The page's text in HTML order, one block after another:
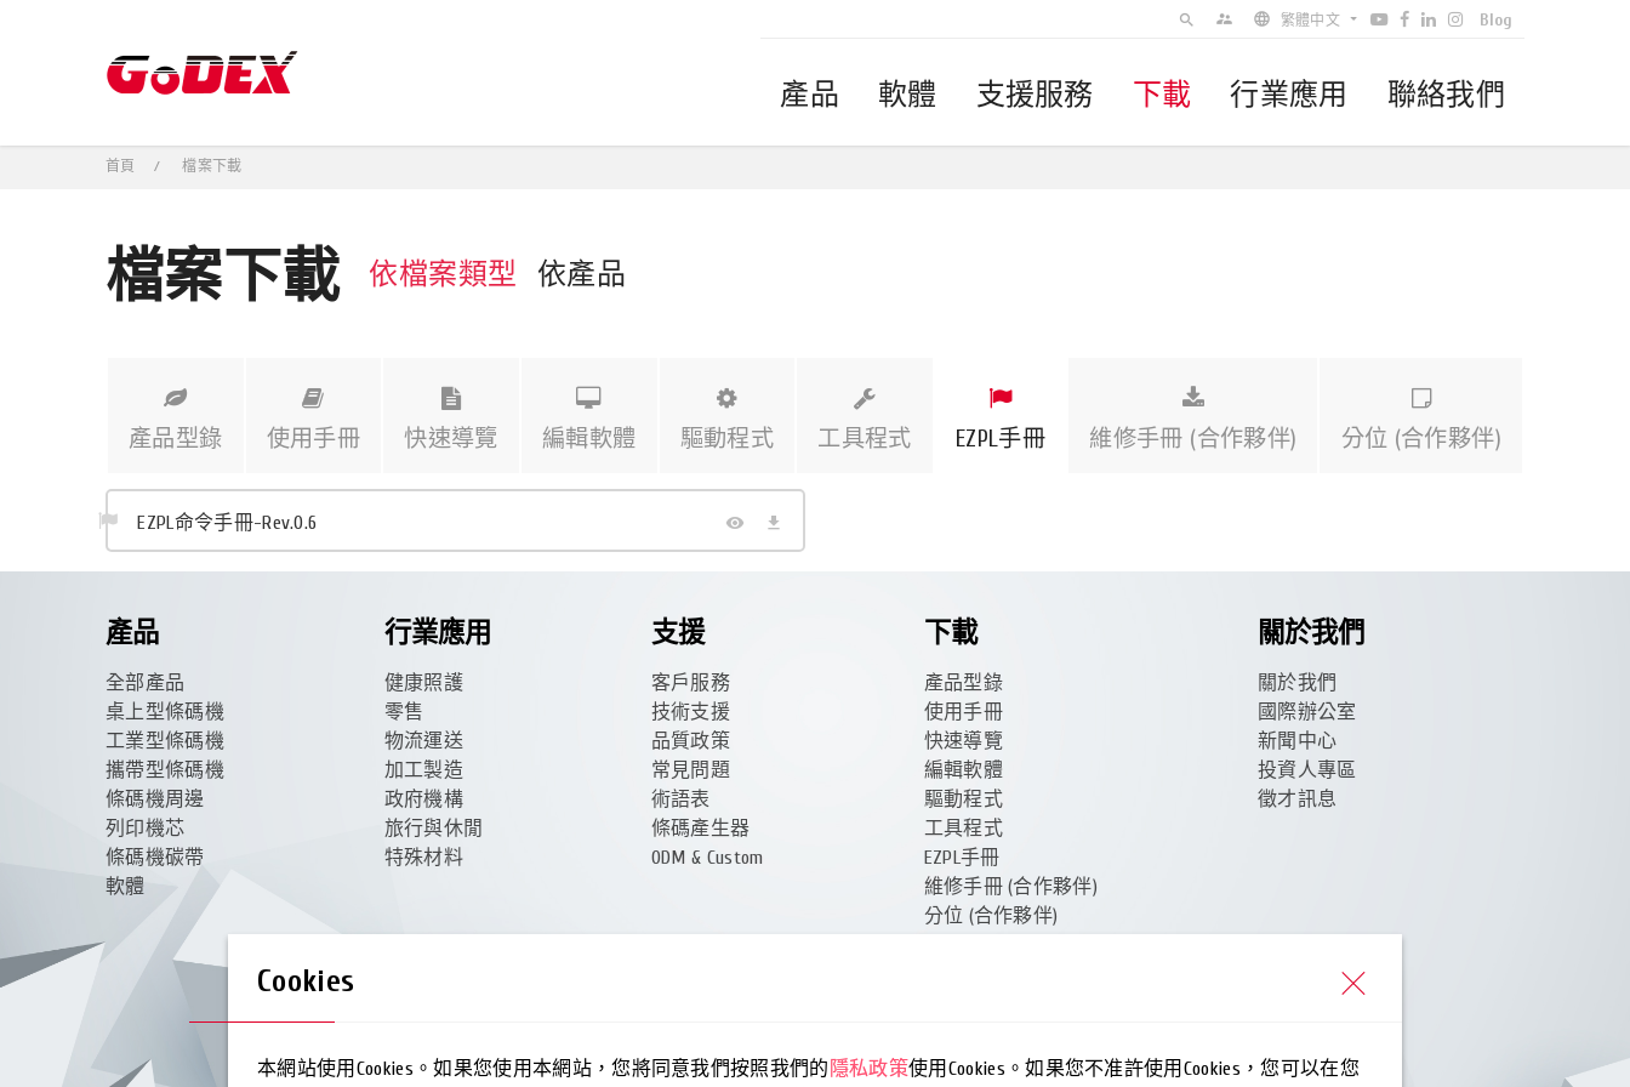
Cookies
本網站使用Cookies。如果您使用本網站，您將同意我們按照我們的 隱私政策使用Cookies。如果您不准許使用Cookies，您可以在您
search supervisor_account 繁體中文
繁體中文
English - International
English - UK
Deutsch
English - US
Español - Latin-America
簡体中文
Blog
產品 軟體 支援服務 下載 行業應用 聯絡我們
首頁 檔案下載
檔案下載 依檔案類型 依產品
產品型錄 使用手冊 快速導覽 編輯軟體 驅動程式 工具程式 EZPL手冊 維修手冊 (合作夥伴) 分位 (合作夥伴)
EZPL命令手冊-Rev.O.6
產品
全部產品
桌上型條碼機
工業型條碼機
攜帶型條碼機
條碼機周邊
列印機芯
條碼機碳帶
軟體
行業應用
健康照護
零售
物流運送
加工製造
政府機構
旅行與休閒
特殊材料
支援
客戶服務
技術支援
品質政策
常見問題
術語表
條碼產生器
ODM & Custom
下載
產品型錄
使用手冊
快速導覽
編輯軟體
驅動程式
工具程式
EZPL手冊
維修手冊 (合作夥伴)
分位 (合作夥伴)
關於我們
關於我們
國際辦公室
新聞中心
投資人專區
徵才訊息